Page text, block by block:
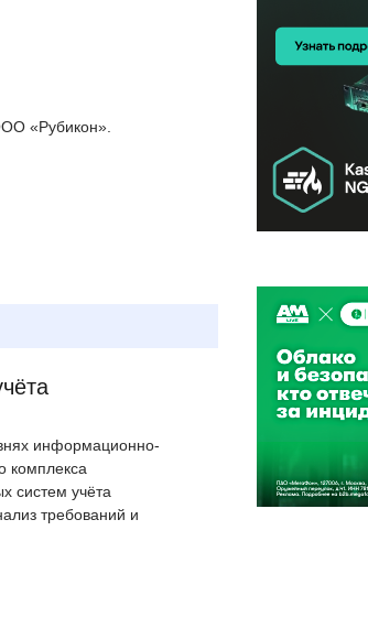
«Рубикон».
информационно-
комплекса
систем учёта
требований и